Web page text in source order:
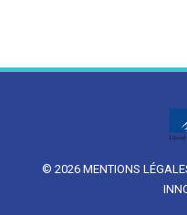
© 2026 MENTIONS